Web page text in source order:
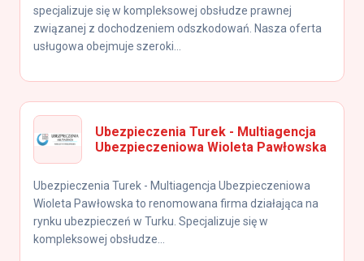
specjalizuje się w kompleksowej obsłudze prawnej
związanej z dochodzeniem odszkodowań. Nasza oferta
usługowa obejmuje szeroki...
Ubezpieczenia Turek - Multiagencja
Ubezpieczeniowa Wioleta Pawłowska
Ubezpieczenia Turek - Multiagencja Ubezpieczeniowa
Wioleta Pawłowska to renomowana firma działająca na
rynku ubezpieczeń w Turku. Specjalizuje się w
kompleksowej obsłudze...